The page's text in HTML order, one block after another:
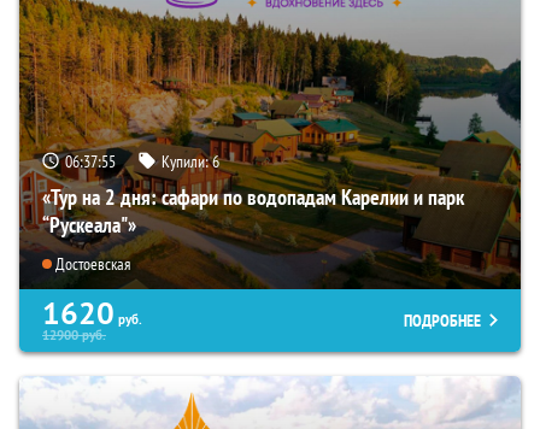
06:37:53 Купили:6
«Тур на 2 дня: сафари по водопадам Карелии и парк
“Рускеала"»
Достоевская
1620 руб.
12900руб.
ПОДРОБНЕЕ